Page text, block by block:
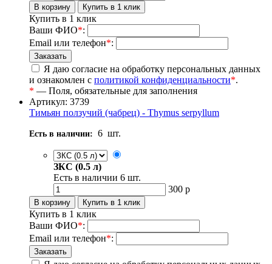
Купить в 1 клик
Ваши ФИО*:
Email или телефон*:
Я даю согласие на обработку персональных данных
и ознакомлен с политикой конфиденциальности*.
* — Поля, обязательные для заполнения
Артикул: 3739
Тимьян ползучий (чабрец) - Thymus serpyllum
Есть в наличии: 6 шт.
ЗКС (0.5 л)
Есть в наличии 6 шт.
300 р
Купить в 1 клик
Ваши ФИО*:
Email или телефон*: